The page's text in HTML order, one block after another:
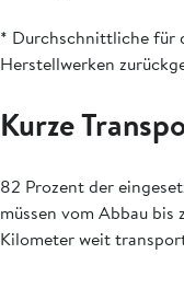
* Durchschnittliche für
Herstellwerken
Kurze
82 Prozent der
müssen vom Abbau
Kilometer weit